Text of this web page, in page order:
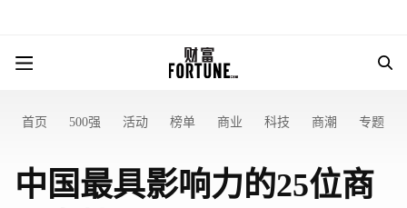
首页 500强 活动 榜单 商业 科技 商潮 专题
中国最具影响力的25位商